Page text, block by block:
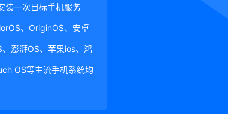
装一次目标手机服务
、OriginOS、安卓
澎湃OS、苹果ios、鸿
OS等主流手机系统均